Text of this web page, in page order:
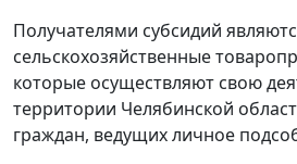
Получателями субсидий
сельскохозяйственные
которые осуществляют свою
территории Челябинской
граждан, ведущих личное